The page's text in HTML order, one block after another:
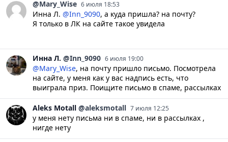
@Mary_Wise 6 июля 18:53
Инна Л. @Inn_9090, а куда пришла? на почту?
Я только в ЛК на сайте такое увидела
Инна Л. @Inn_9090 6 июля 19:00
@Mary_Wise, на почту пришло письмо. Посмотрела
на сайте, у меня как у вас надпись есть, что
выиграла приз. Поищите письмо в спаме, рассылках
Aleks Motall @aleksmotall 7 июля 12:25
у меня нету письма ни в спаме, ни в рассылках ,
нигде нету